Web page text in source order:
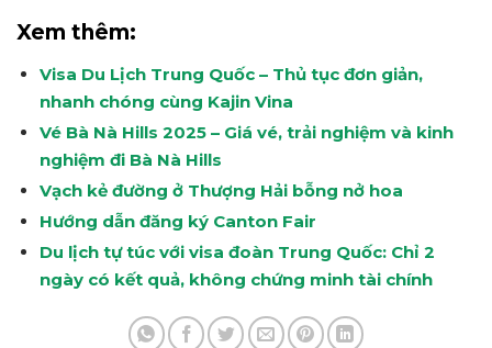
Xem thêm:
Visa Du Lịch Trung Quốc – Thủ tục đơn giản,
nhanh chóng cùng Kajin Vina
Vé Bà Nà Hills 2025 – Giá vé, trải nghiệm và kinh
nghiệm đi Bà Nà Hills
Vạch kẻ đường ở Thượng Hải bỗng nở hoa
Hướng dẫn đăng ký Canton Fair
Du lịch tự túc với visa đoàn Trung Quốc: Chỉ 2
ngày có kết quả, không chứng minh tài chính